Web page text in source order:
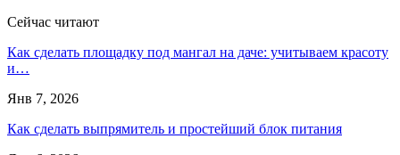
Сейчас читают
Как сделать площадку под мангал на даче: учитываем красоту
и…
Янв 7, 2026
Как сделать выпрямитель и простейший блок питания